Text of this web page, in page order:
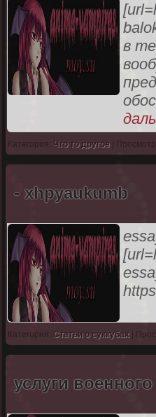
в
Категория: Что то другое |
- xhpyaukumb
Категория: Статьи о суккубах |
услуги